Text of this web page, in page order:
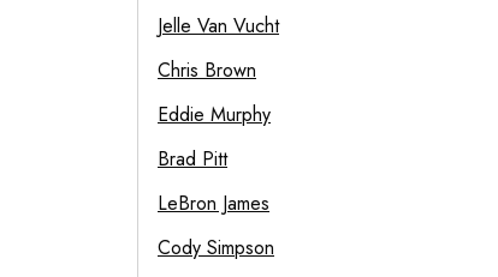
Jelle Van Vucht
Chris Brown
Eddie Murphy
Brad Pitt
LeBron James
Cody Simpson